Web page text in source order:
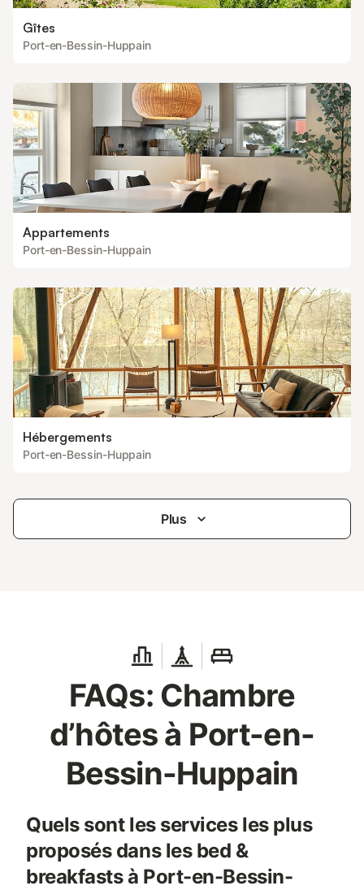
Gîtes
Port-en-Bessin-Huppain
Appartements
Port-en-Bessin-Huppain
Hébergements
Port-en-Bessin-Huppain
Plus
FAQs: Chambre
d’hôtes à Port-en-
Bessin-Huppain
Quels sont les services les plus
proposés dans les bed &
breakfasts à Port-en-Bessin-